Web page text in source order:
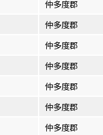
仲多度郡
仲多度郡
仲多度郡
仲多度郡
仲多度郡
仲多度郡
仲多度郡